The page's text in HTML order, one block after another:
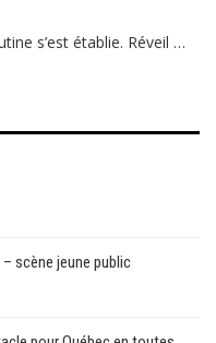
s’est établie. Réveil …
scène jeune public